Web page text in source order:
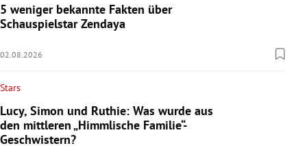
5 weniger bekannte Fakten über
Schauspielstar Zendaya
02.08.2026
Stars
Lucy, Simon und Ruthie: Was wurde aus
den mittleren „Himmlische Familie“-
Geschwistern?